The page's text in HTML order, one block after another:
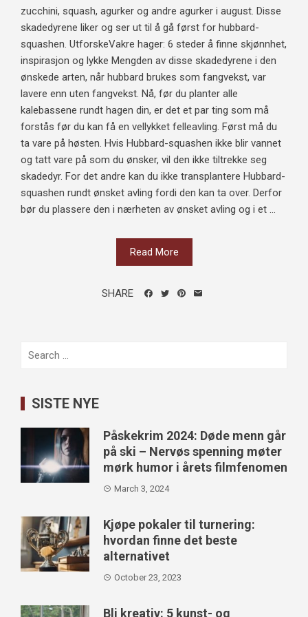
zucchini, squash, agurker og andre agurker i august. Disse
skadedyrene liker og ser ut til å gå først for hubbard-
squashen. UtforskeVakre hager: 6 steder å finne skjønnhet,
inspirasjon og lykke Mengden av disse skadedyrene i den
ønskede arten, når hubbard brukes som fangvekst, var
lavere enn uten fangvekst. Nå, før du planter alle
kalebassene rundt hagen din, er det et par ting som må
forstås før du kan få en vellykket felleavling. Først må du
ta vare på høsten. Hvis Hubbard-squashen ikke blir vannet
og tatt vare på som du ønsker, vil den ikke tiltrekke seg
skadedyr. For det andre kan du ikke transplantere Hubbard-
squashen rundt ønsket avling fordi den kan ta over. Derfor
bør du plassere den i nærheten av ønsket avling og i et ...
Read More
SHARE
Search
SISTE NYE
Påskekrim 2024: Døde menn går
på ski – Nervøs spenning møter
mørk humor i årets filmfenomen
March 3, 2024
Kjøpe pokaler til turnering:
hvordan finne det beste
alternativet
October 23, 2023
Bli kreativ: 5 kunst- og